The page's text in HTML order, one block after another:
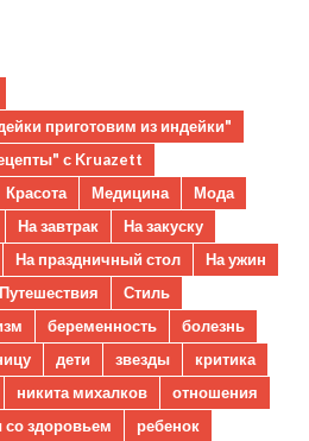
приготовим из индейки"
с Kruazett
Красота Медицина
Мода
На завтрак
На закуску
На праздничный стол
На ужин
Путешествия
Стиль
беременность
болезнь
дети звезды
критика
никита михалков
отношения
здоровьем
ребенок